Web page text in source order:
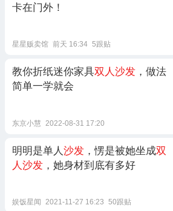
卡在门外！
星星贩卖馆 前天 16:34 5跟贴
教你折纸迷你家具双人沙发 ，做法
简单一学就会
东京小慧 2022-08-31 17:20
明明是单人沙发 ，愣是被她坐成双
人沙发 ，她身材到底有多好
娱饭星闻 2021-11-27 16:23 50跟贴